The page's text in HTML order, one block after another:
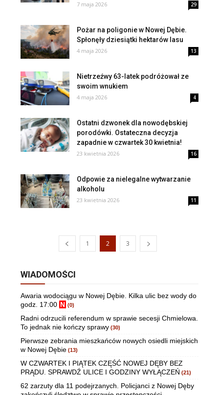
7 maja 2026 29
Pożar na poligonie w Nowej Dębie.
Spłonęły dziesiątki hektarów lasu
4 maja 2026 13
Nietrzeźwy 63-latek podróżował ze
swoim wnukiem
4 maja 2026 4
Ostatni dzwonek dla nowodębskiej
porodówki. Ostateczna decyzja
zapadnie w czwartek 30 kwietnia!
23 kwietnia 2026 16
Odpowie za nielegalne wytwarzanie
alkoholu
23 kwietnia 2026 11
1 2 3
WIADOMOŚCI
Awaria wodociągu w Nowej Dębie. Kilka ulic bez wody do
godz. 17:00 N (0)
Radni odrzucili referendum w sprawie secesji Chmielowa.
To jednak nie kończy sprawy (30)
Pierwsze zebrania mieszkańców nowych osiedli miejskich
w Nowej Dębie (13)
W CZWARTEK I PIĄTEK CZĘŚĆ NOWEJ DĘBY BEZ
PRĄDU. SPRAWDŹ ULICE I GODZINY WYŁĄCZEŃ (21)
62 zarzuty dla 11 podejrzanych. Policjanci z Nowej Dęby